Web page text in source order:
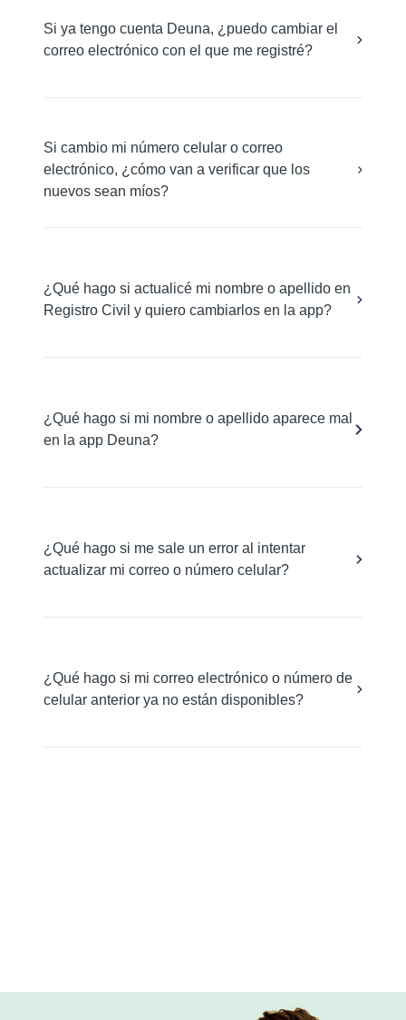
Si ya tengo cuenta Deuna, ¿puedo cambiar el
correo electrónico con el que me registré?
Si cambio mi número celular o correo
electrónico, ¿cómo van a verificar que los
nuevos sean míos?
¿Qué hago si actualicé mi nombre o apellido en
Registro Civil y quiero cambiarlos en la app?
¿Qué hago si mi nombre o apellido aparece mal
en la app Deuna?
¿Qué hago si me sale un error al intentar
actualizar mi correo o número celular?
¿Qué hago si mi correo electrónico o número de
celular anterior ya no están disponibles?